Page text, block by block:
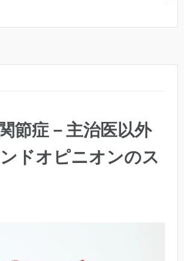
節症－主治医以外
ドオピニオンのス